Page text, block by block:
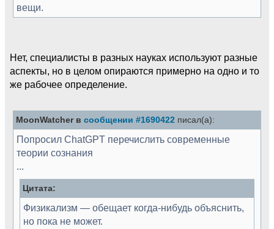
вещи.
Нет, специалисты в разных науках используют разные
аспекты, но в целом опираются примерно на одно и то
же рабочее определение.
MoonWatcher в сообщении #1690422 писал(а):
Попросил ChatGPT перечислить современные
теории сознания
...
Цитата:
Физикализм — обещает когда-нибудь объяснить,
но пока не может.